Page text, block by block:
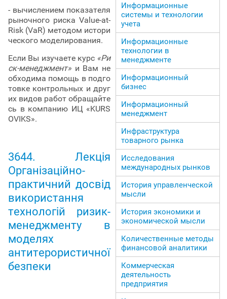
- вычислением показателя
рыночного риска Value-at-
Risk (VaR) методом истори
ческого моделирования.
Если Вы изучаете курс «Ри
ск-менеджмент» и Вам не
обходима помощь в подго
товке контрольных и друг
их видов работ обращайте
сь в компанию ИЦ «KURS
OVIKS».
3644. Лекція
Організаційно-
практичний досвід
використання
технологій ризик-
менеджменту в
моделях
антитерористичної
безпеки
Информационные
системы и технологии
учета
Информационные
технологии в
менеджменте
Информационный
бизнес
Информационный
менеджмент
Инфраструктура
товарного рынка
Исследования
международных рынков
История управленческой
мысли
История экономики и
экономической мысли
Количественные методы
финансовой аналитики
Коммерческая
деятельность
предприятия